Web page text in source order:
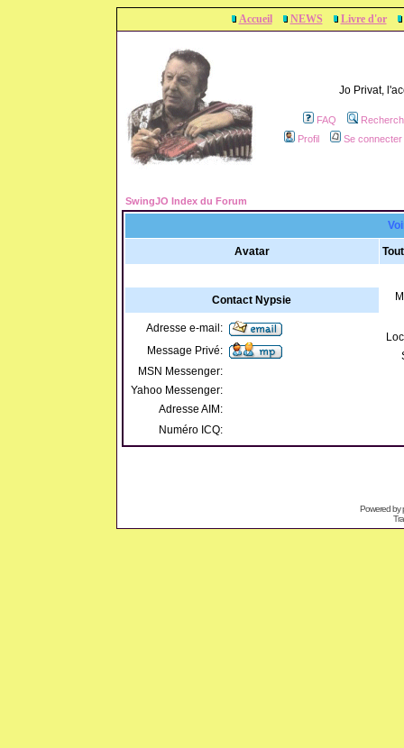
Accueil NEWS Livre d'or
Jo Privat,
FAQ
Profil
Se
SwingJO Index du Forum
Avatar
Contact Nypsie
Adresse e-mail:
Message Privé:
MSN Messenger:
Yahoo Messenger:
Adresse AIM:
Numéro ICQ:
Powered by